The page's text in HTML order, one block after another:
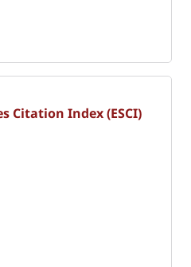
Citation Index (ESCI)